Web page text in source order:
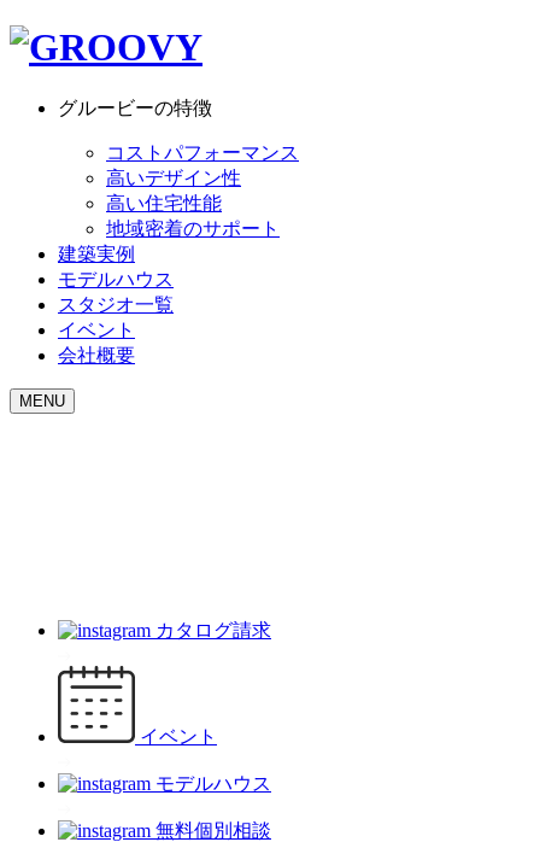
グルービーの特徴
コストパフォーマンス
高いデザイン性
高い住宅性能
地域密着のサポート
建築実例
モデルハウス
スタジオ一覧
イベント
会社概要
MENU
カタログ請求
イベント
モデルハウス
無料個別相談